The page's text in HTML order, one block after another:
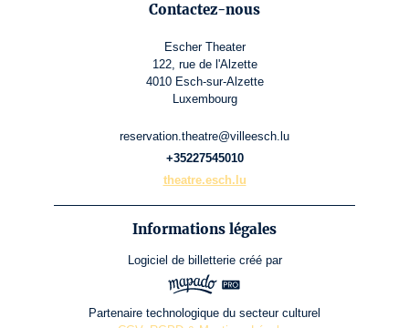
Contactez-nous
Escher Theater
122, rue de l'Alzette
4010 Esch-sur-Alzette
Luxembourg
reservation.theatre@villeesch.lu
+35227545010
theatre.esch.lu
Informations légales
Logiciel de billetterie créé par
Partenaire technologique du secteur culturel